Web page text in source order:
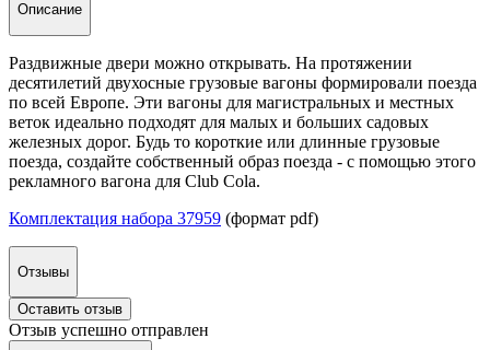
Описание
Раздвижные двери можно открывать. На протяжении
десятилетий двухосные грузовые вагоны формировали поезда
по всей Европе. Эти вагоны для магистральных и местных
веток идеально подходят для малых и больших садовых
железных дорог. Будь то короткие или длинные грузовые
поезда, создайте собственный образ поезда - с помощью этого
рекламного вагона для Club Cola.
Комплектация набора 37959 (формат pdf)
Отзывы
Оставить отзыв
Отзыв успешно отправлен